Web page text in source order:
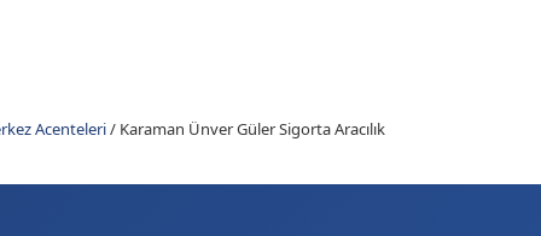
Acenteleri/ Karaman Ünver Güler Sigorta Aracılık